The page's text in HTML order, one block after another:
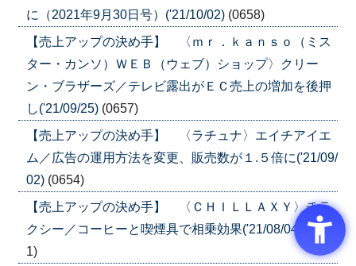
に（2021年9月30日号）('21/10/02) (0658)
【売上アップの決め手】 〈ｍｒ．ｋａｎｓｏ（ミス
ター・カンソ）ＷＥＢ（ウェブ）ショップ〉クリー
ン・ブラザーズ／テレビ露出がＥＣ売上の増加を後押
し('21/09/25) (0657)
【売上アップの決め手】 〈ラチュナ〉エイチアイエ
ム／広告の運用方法を変更、販売数が１.５倍に('21/09/
02) (0654)
【売上アップの決め手】 〈ＣＨＩＬＬＡＸＹ〉チラ
クシー／コーヒーと喫煙具で相乗効果('21/08/04)
(065
1)